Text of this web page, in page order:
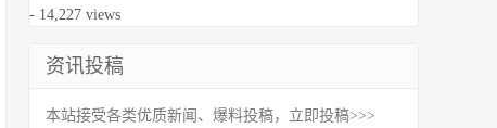
- 14,227 views
资讯投稿
本站接受各类优质新闻、爆料投稿，立即投稿>>>